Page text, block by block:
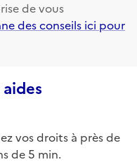
de vous
des conseils ici pour
vos droits à près de
de 5 min.